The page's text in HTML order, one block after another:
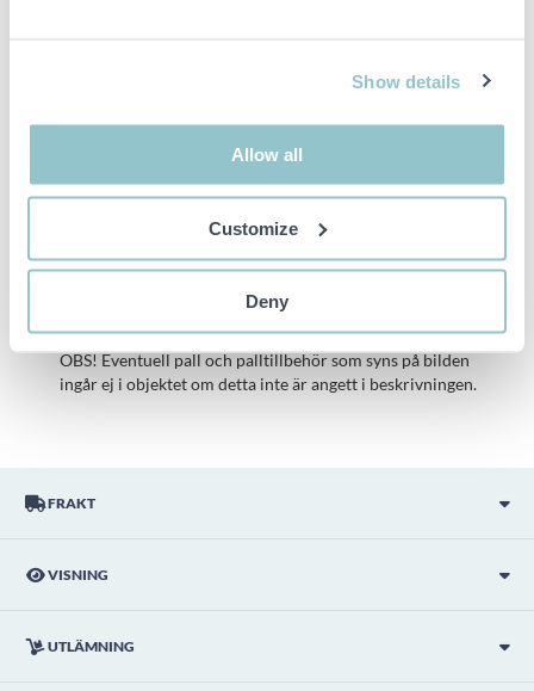
Show details
Allow all
Customize
Deny
FRAKT
VISNING
UTLÄMNING
Buden är bindande och serviceavgiften debiteras på alla
beskrivs under sektionen Anmärkningar i beskrivningen på
objektet och därmed ansvarar inte PS för avvikelsen.
i objektsbeskrivningen. Objektsbeskrivningen är framtagen
efter bästa möjliga förmåga men är ej bindande i detalj.
OBS! Eventuell pall och palltillbehör som syns på bilden
ingår ej i objektet om detta inte är angett i beskrivningen.